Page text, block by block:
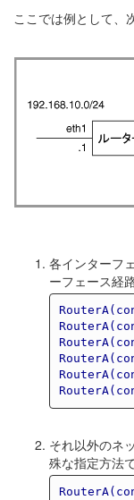
ここでは例として、
各インターフ
ーフェース経
それ以外のネ
殊な指定方法